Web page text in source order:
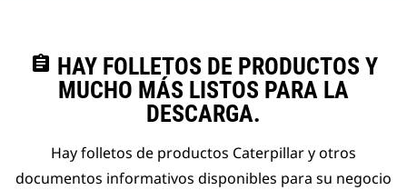
assignment HAY FOLLETOS DE PRODUCTOS Y
MUCHO MÁS LISTOS PARA LA
DESCARGA.
Hay folletos de productos Caterpillar y otros
documentos informativos disponibles para su negocio